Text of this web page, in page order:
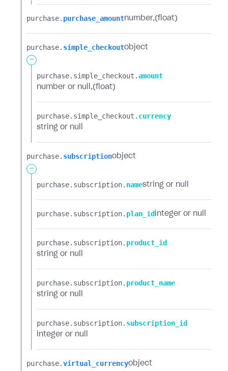
purchase.​ purchase_amountnumber (float)
purchase.​ simple_checkoutobject
-
purchase.​ simple_checkout.​amount
number or null (float)
purchase.​ simple_checkout.​ currency
string or null
purchase.​ subscriptionobject
-
purchase.​ subscription.​ namestring or null
purchase.​ subscription.​ plan_id integer or null
purchase.​ subscription.​ product_id
string or null
purchase.​ subscription.​ product_name
string or null
purchase.​ subscription.​ subscription_id
integer or null
purchase.​virtual_currencyobject